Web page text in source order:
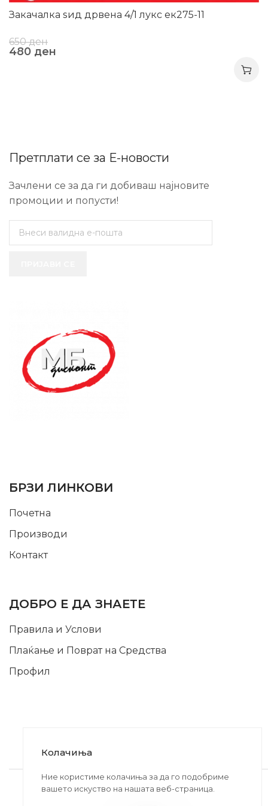
Закачалка ѕид дрвена 4/1 лукс ек275-11
650ден
480 ден
Претплати се за Е-новости
Зачлени се за да ги добиваш најновите
промоции и попусти!
БРЗИ ЛИНКОВИ
Почетна
Производи
Контакт
ДОБРО Е ДА ЗНАЕТЕ
Правила и Услови
Плаќање и Поврат на Средства
Профил
2020-2024 © MB DISKONT. Изработено од
БРАМИТ ДООЕЛ
Колачиња
Ние користиме колачиња за да го подобриме
вашето искуство на нашата веб-страница.